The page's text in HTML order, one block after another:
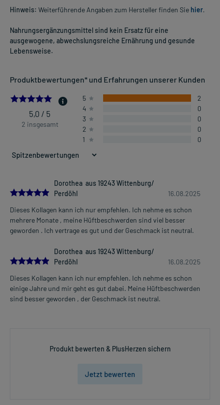
Hinweis: Weiterführende Angaben zum Hersteller finden Sie hier.
Nahrungsergänzungsmittel sind kein Ersatz für eine
ausgewogene, abwechslungsreiche Ernährung und gesunde
Lebensweise.
Produktbewertungen* und Erfahrungen unserer Kunden
5.0
5,0 / 5
2 insgesamt
5
2
4
0
3
0
2
0
1
0
5.0
Dorothea aus 19243 Wittenburg/
Perdöhl
16.08.2025
Dieses Kollagen kann ich nur empfehlen. Ich nehme es schon
mehrere Monate , meine Hüftbeschwerden sind viel besser
geworden . Ich vertrage es gut und der Geschmack ist neutral.
5.0
Dorothea aus 19243 Wittenburg/
Perdöhl
16.08.2025
Dieses Kollagen kann ich nur empfehlen. Ich nehme es schon
einige Jahre und mir geht es gut dabei. Meine Hüftbeschwerden
sind besser geworden , der Geschmack ist neutral.
Produkt bewerten & PlusHerzen sichern
Jetzt bewerten